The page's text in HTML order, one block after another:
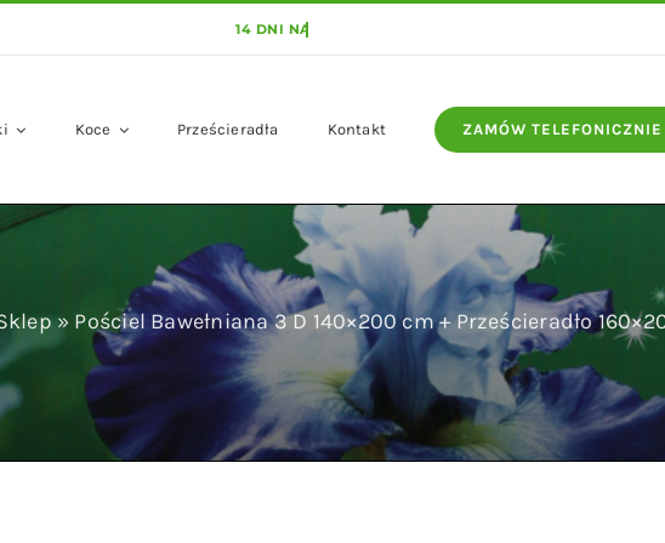
Koce Prześcieradła Kontakt ZAMÓW TELEFONICZNIE
» Pościel Bawełniana 3 D 140×200 cm + Prześcieradło